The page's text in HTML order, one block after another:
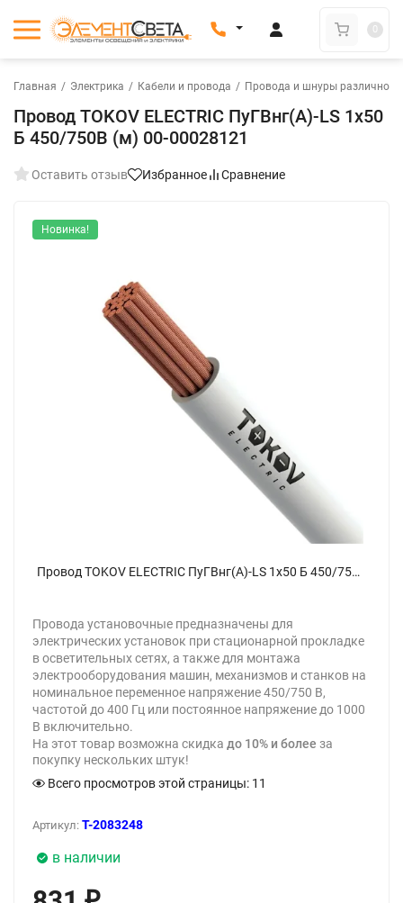
0
Главная / Электрика / Кабели и провода / Провода и шнуры различного
Провод TOKOV ELECTRIC ПуГВнг(А)-LS 1х50
Б 450/750В (м) 00-00028121
Оставить отзыв Избранное Сравнение
Новинка!
Провод TOKOV ELECTRIC ПуГВнг(А)-LS 1х50 Б 450/750В (м) 00-00028121 - фото
Провода установочные предназначены для
электрических установок при стационарной прокладке
в осветительных сетях, а также для монтажа
электрооборудования машин, механизмов и станков на
номинальное переменное напряжение 450/750 В,
частотой до 400 Гц или постоянное напряжение до 1000
В включительно.
На этот товар возможна скидка до 10% и более за
покупку нескольких штук!
Всего просмотров этой страницы: 11
Артикул: T-2083248
в наличии